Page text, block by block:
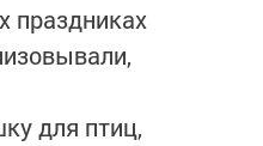
праздниках
для птиц,